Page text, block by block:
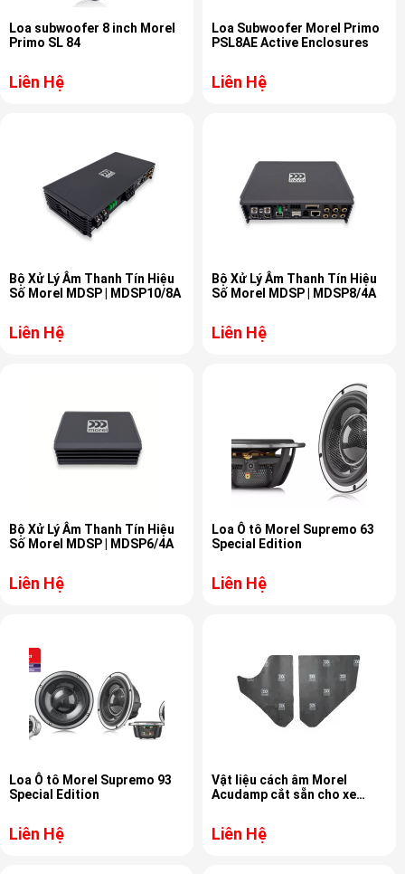
Loa subwoofer 8 inch Morel
Primo SL 84
Liên Hệ
Loa Subwoofer Morel Primo
PSL8AE Active Enclosures
Liên Hệ
Bộ Xử Lý Âm Thanh Tín Hiệu
Số Morel MDSP | MDSP10/8A
Liên Hệ
Bộ Xử Lý Âm Thanh Tín Hiệu
Số Morel MDSP | MDSP8/4A
Liên Hệ
Bộ Xử Lý Âm Thanh Tín Hiệu
Số Morel MDSP | MDSP6/4A
Liên Hệ
Loa Ô tô Morel Supremo 63
Special Edition
Liên Hệ
Loa Ô tô Morel Supremo 93
Special Edition
Liên Hệ
Vật liệu cách âm Morel
Acudamp cắt sẵn cho xe
Liên Hệ